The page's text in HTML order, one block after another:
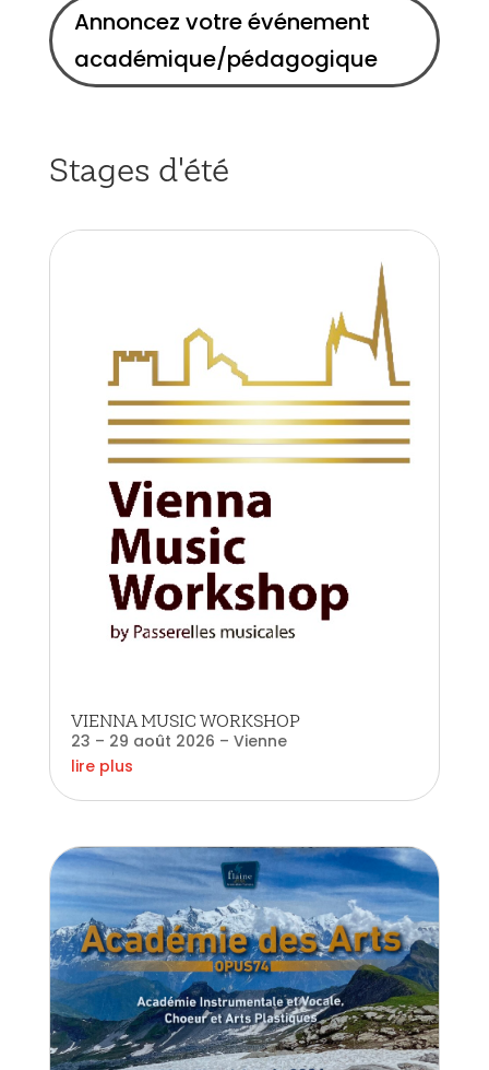
Annoncez votre événement
académique/pédagogique
Stages d'été
VIENNA MUSIC WORKSHOP
23 – 29 août 2026 – Vienne
lire plus